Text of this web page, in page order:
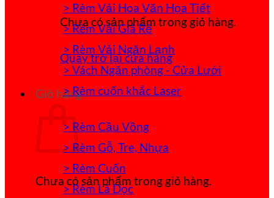
Chưa có sản phẩm trong giỏ hàng.
Quay trở lại cửa hàng
Giỏ hàng
Chưa có sản phẩm trong giỏ hàng.
> Rèm Vải Hoa Văn Họa Tiết
> Rèm Vải Giá Rẻ
> Rèm Vải Ngăn Lạnh
> Vách Ngăn phòng - Cửa Lưới
> Rèm cuốn khắc Laser
> Rèm Cầu Vồng
> Rèm Gỗ, Tre, Nhựa
> Rèm Cuốn
> Rèm Lá Dọc